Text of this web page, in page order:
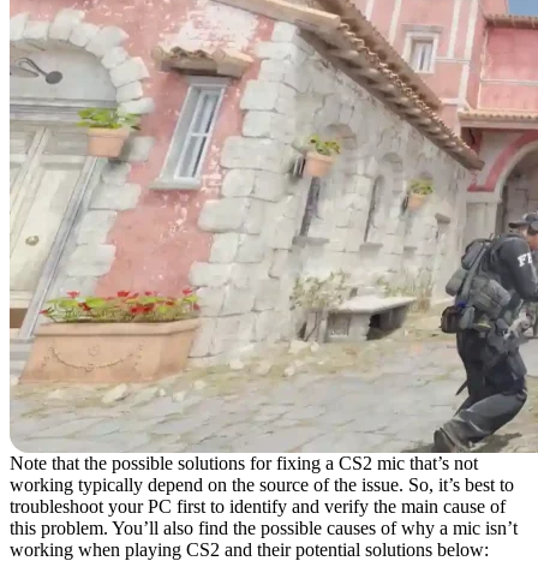
Note that the possible solutions for fixing a CS2 mic that’s not
working typically depend on the source of the issue. So, it’s best to
troubleshoot your PC first to identify and verify the main cause of
this problem. You’ll also find the possible causes of why a mic isn’t
working when playing CS2 and their potential solutions below: